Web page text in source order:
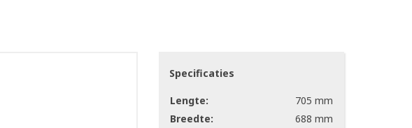
Specificaties
Lengte:
705 mm
Breedte:
688 mm